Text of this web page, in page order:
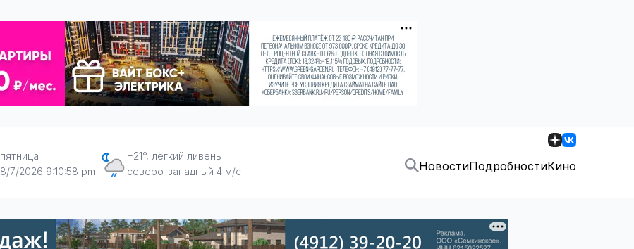
пятница
8/7/2026 9:10:58 pm
+21°, лёгкий ливень
северо-западный 4 м/с
НовостиПодробностиКино